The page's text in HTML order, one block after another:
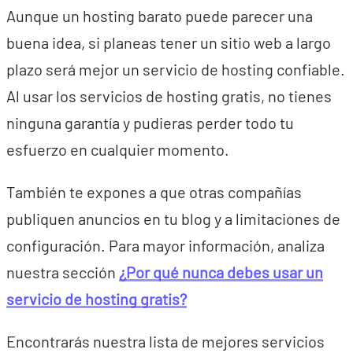
Aunque un hosting barato puede parecer una
buena idea, si planeas tener un sitio web a largo
plazo será mejor un servicio de hosting confiable.
Al usar los servicios de hosting gratis, no tienes
ninguna garantía y pudieras perder todo tu
esfuerzo en cualquier momento.
También te expones a que otras compañías
publiquen anuncios en tu blog y a limitaciones de
configuración. Para mayor información, analiza
nuestra sección ¿Por qué nunca debes usar un
servicio de hosting gratis?
Encontrarás nuestra lista de mejores servicios